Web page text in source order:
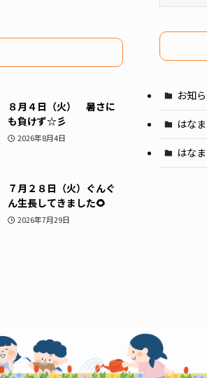
８月４日（火） 暑さに
も負けず☆彡
2026年8月4日
７月２８日（火）ぐんぐ
ん生長してきました🌻
2026年7月29日
イ
お知
はな
はな